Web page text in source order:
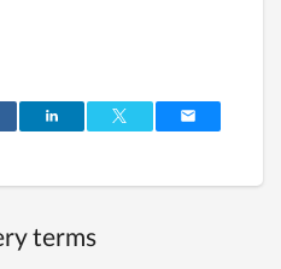
terms